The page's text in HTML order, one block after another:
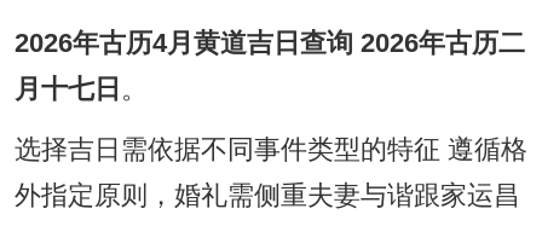
2026年古历4月黄道吉日查询 2026年古历二
月十七日 。
选择吉日需依据不同事件类型的特征 遵循格
外指定原则，婚礼需侧重夫妻与谐跟家运昌